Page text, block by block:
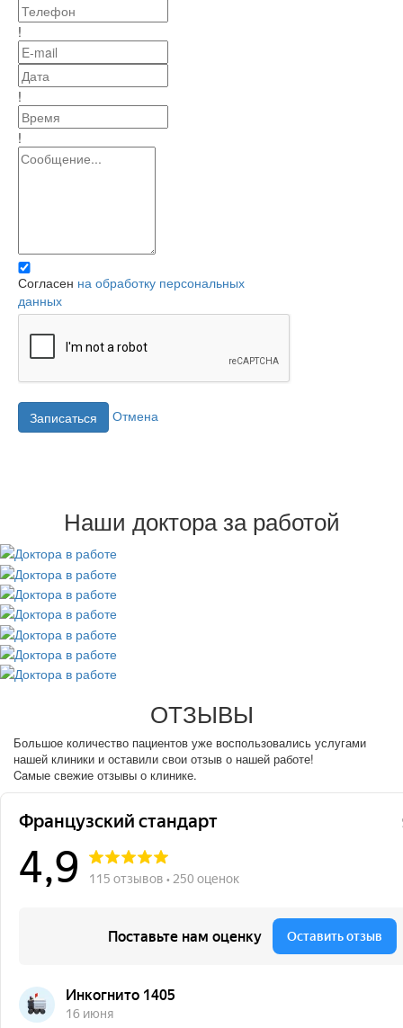
!
!
!
Согласен на обработку персональных
данных
Записаться Отмена
Наши доктора за работой
ОТЗЫВЫ
Большое количество пациентов уже воспользовались услугами
нашей клиники и оставили свои отзыв о нашей работе!
Caмые свежие отзывы о клинике.